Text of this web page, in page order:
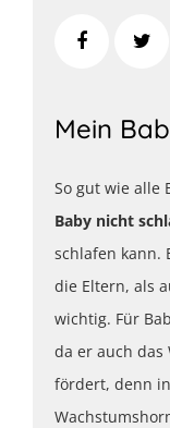
Mein
So gut wie alle
Baby nicht
schlafen kann.
die Eltern, als
wichtig. Für
da er auch das
fördert, denn